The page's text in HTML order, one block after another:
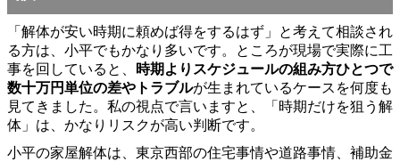
「解体が安い時期に頼めば得をするはず」と考えて相談され
る方は、小平でもかなり多いです。ところが現場で実際に工
事を回していると、
時期よりスケジュールの組み方ひとつで
数十万円単位の差やトラブルが生まれているケースを何度も
見てきました。私の視点で言いますと、「時期だけを狙う解
体」は、かなりリスクが高い判断です。
小平の家屋解体は、東京西部の住宅事情や道路事情、補助金